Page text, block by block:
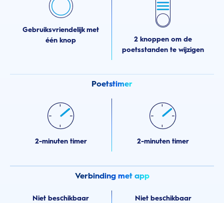
Gebruiksvriendelijk met
één knop
2 knoppen om de
poetsstanden te wijzigen
Poetstimer
2-minuten timer 2-minuten timer
Verbinding met app
Niet beschikbaar Niet beschikbaar